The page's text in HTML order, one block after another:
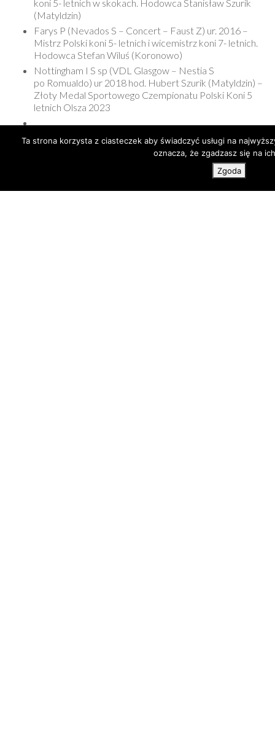
koni 5- letnich w skokach. Hodowca Stanisław Szurik
(Matyldzin)
Farys P (Nevados S – Concert – Faust Z) ur. 2016 –
Mistrz Polski koni 5- letnich i wicemistrz koni 7- letnich.
Hodowca Stefan Wiluś (Koronowo)
Nottingham I S sp (VDL Glasgow – Nestia S
po Romualdo) ur 2018 hod. Hubert Szurik (Matyldzin) –
Złoty Medal Sportowego Czempionatu Polski Koni 5
letnich Olsza 2023
Ta strona korzysta z ciasteczek aby świadczyć usługi na
oznacza, że zgadzasz się na
Zgoda